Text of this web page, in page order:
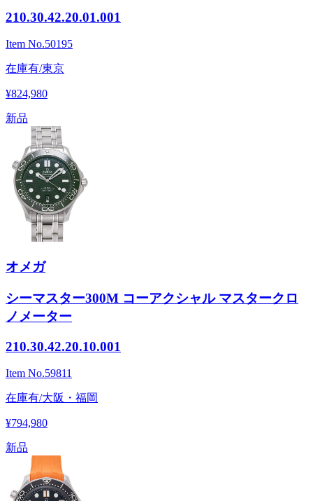
210.30.42.20.01.001
Item No.50195
在庫有/東京
¥824,980
新品
オメガ
シーマスター300M コーアクシャル マスタークロ
ノメーター
210.30.42.20.10.001
Item No.59811
在庫有/大阪・福岡
¥794,980
新品